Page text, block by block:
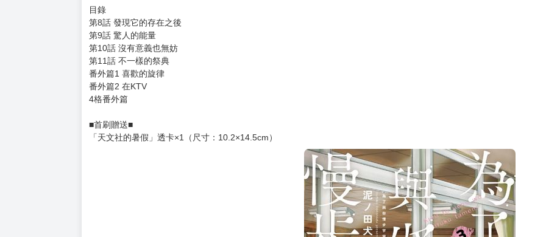
作者簡介
姓名：泥ノ田犬彦
曾以《東京人魚》獲得「Afternoon四季賞」2022年秋季準入選獎。2023年開始連載《為了與你慢步宇宙》，
第1話公開後旋即引起廣大共鳴，在社群網站上蔚為話題。2024年該作榮獲「漫畫大賞」第１名，初次連載、
僅發售首集即獲獎，亦創下該獎項的新紀錄。
譯者簡介
姓名：H
目錄